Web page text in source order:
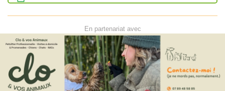
En partenariat avec